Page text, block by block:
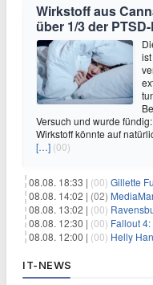
Wirkstoff aus
über 1/3 der
Versuch und wurde
Wirkstoff könnte auf
[…] (00)
08.08. 18:33 | (00) Gillette
08.08. 14:02 | (02)
08.08. 13:02 | (00)
08.08. 12:30 | (00) Fallout
08.08. 12:00 | (00) Helly
IT-NEWS